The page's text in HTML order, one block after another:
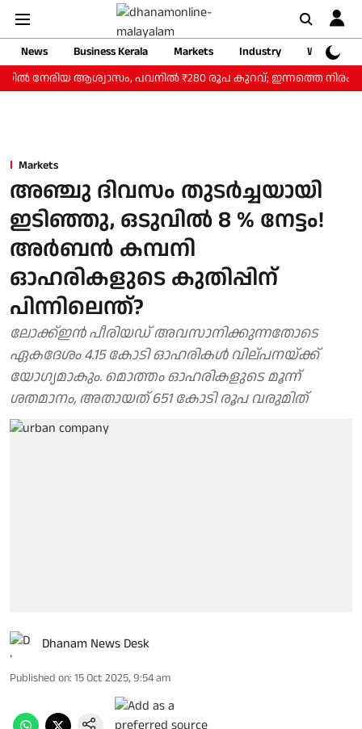
News Business Kerala Markets Industry
Web
നേരിയ ആശ്വാസം, പവനില്‍ ₹280 രൂപ കുറവ്; ഇന്നത്തെ
Markets
അഞ്ചു ദിവസം തുടര്‍ച്ചയായി
ഇടിഞ്ഞു, ഒടുവില്‍ 8 % നേട്ടം!
അര്‍ബന്‍ കമ്പനി
ഓഹരികളുടെ കുതിപ്പിന്
പിന്നിലെന്ത്?
ലോക്ക്ഇന്‍ പീരിയഡ് അവസാനിക്കുന്നതോടെ
ഏകദേശം 4.15 കോടി ഓഹരികള്‍ വില്പനയ്ക്ക്
യോഗ്യമാകും. മൊത്തം ഓഹരികളുടെ മൂന്ന്
ശതമാനം, അതായത് 651 കോടി രൂപ വരുമിത്
Dhanam News Desk
Published on: 15 Oct 2025, 9:54 am